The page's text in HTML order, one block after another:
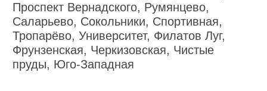
Проспект Вернадского, Румянцево,
Саларьево, Сокольники, Спортивная,
Тропарёво, Университет, Филатов Луг,
Фрунзенская, Черкизовская, Чистые
пруды, Юго-Западная